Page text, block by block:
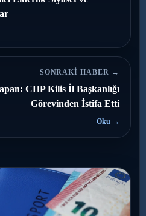
SONRAKI HABER →
CHP Kilis İl Başkanlığı
Görevinden İstifa Etti
Oku →